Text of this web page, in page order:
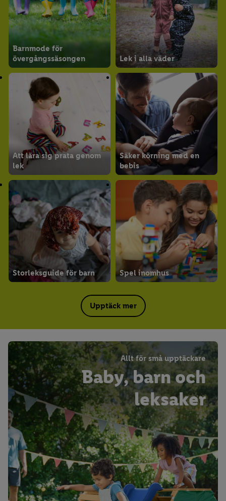
Barnmode för
övergångssäsongen
Lek i alla väder
Att lära sig prata genom
lek
Säker körning med en
bebis
Storleksguide för barn Spel inomhus
Upptäck mer
Allt för små upptäckare
Baby, barn och
leksaker